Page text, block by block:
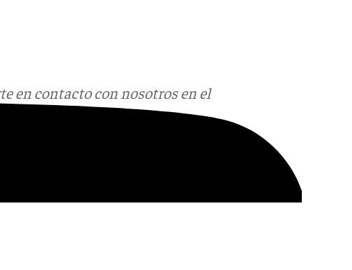
en contacto con nosotros en el